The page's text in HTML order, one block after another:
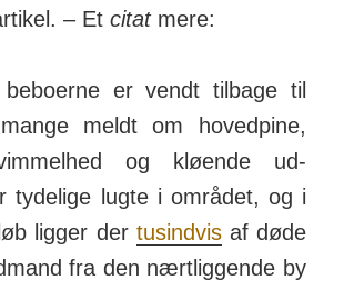
– Etcitatmere:
er vendt tilbage til
meldt om hoved­pine,
og kløende ud­
tyde­lige lugte i om­rådet, og i
ligger der tusindvisaf døde
fra den nært­lig­gende by